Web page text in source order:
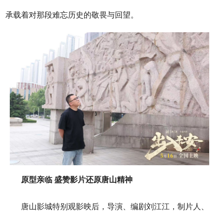
承载着对那段难忘历史的敬畏与回望。
原型亲临 盛赞影片还原唐山精神
唐山影城特别观影映后，导演、编剧刘江江，制片人、